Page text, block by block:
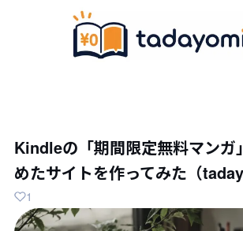
Kindleの「期間限定無料マンガ
めたサイトを作ってみた（
1